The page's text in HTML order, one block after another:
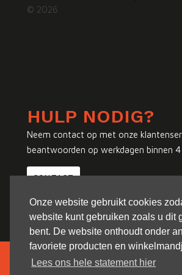
Onze website gebruikt cookies
website kunt gebruiken zoals u dit
bent. De website onthoudt onder
favoriete producten en
Lees ons hele statement hier
© 2026
HULP NODIG?
Neem contact op met onze
beantwoorden op werkdagen binnen 4
CONTACT